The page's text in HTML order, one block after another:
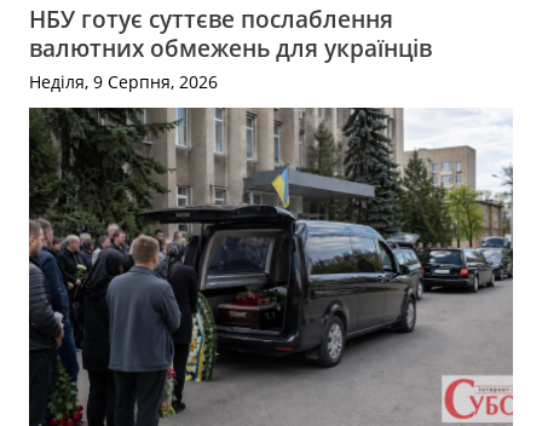
НБУ готує суттєве послаблення
валютних обмежень для українців
Неділя, 9 Серпня, 2026